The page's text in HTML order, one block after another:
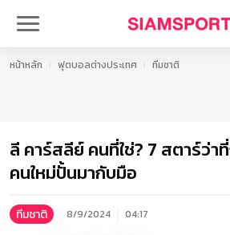
หน้าหลัก ฟุตบอลต่างประเทศ ทีมชาติ
ลี คาร์สลีย์ คนที่ใช่? 7 สตาร์ว่
คนใหม่ปั้นมากับมือ
ทีมชาติ 8/9/2024 04:17